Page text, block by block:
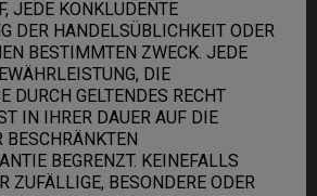
JEDE KONKLUDENTE
DER HANDELSÜBLICHKEIT ODER
BESTIMMTEN ZWECK. JEDE
DIE
DURCH GELTENDES RECHT
IN IHRER DAUER AUF DIE
BESCHRÄNKTEN
BEGRENZT. KEINEFALLS
ZUFÄLLIGE, BESONDERE ODER